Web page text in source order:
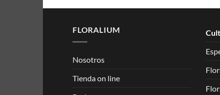
FLORALIUM
Nosotros
Tienda on line